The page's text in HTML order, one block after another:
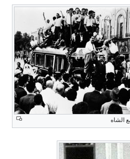
الشاه